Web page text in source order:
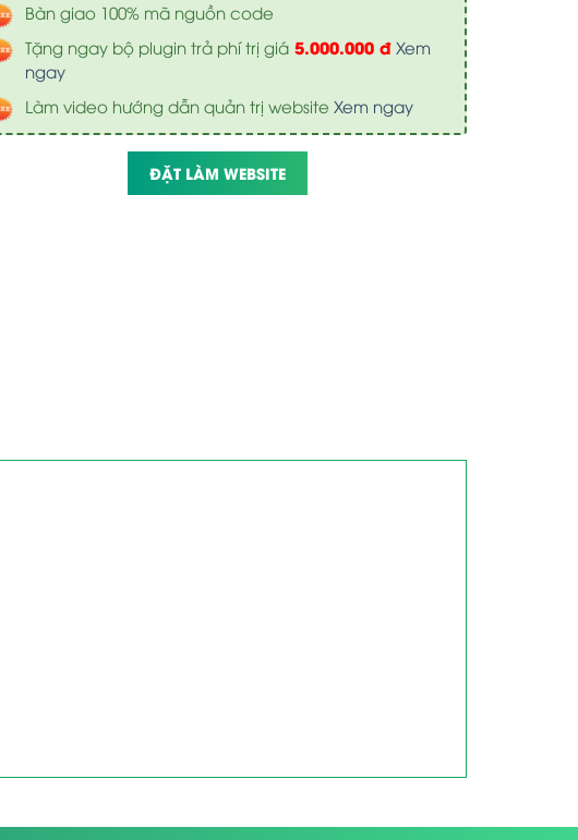
Bàn giao 100% mã nguồn code
Tặng ngay bộ plugin trả phí trị giá5.000.000 đ Xem
ngay
Làm video hướng dẫn quản trị website Xem ngay
ĐẶT LÀM WEBSITE